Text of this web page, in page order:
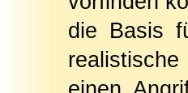
die Basis